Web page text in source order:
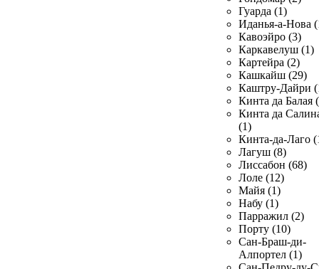
Гуарда (1)
Иданья-а-Нова
Кавоэйро (3)
Каркавелуш (1)
Картейра (2)
Кашкайш (29)
Каштру-Дайри
Кинта да Балая
Кинта да
(1)
Кинта-да-Лаго
Лагуш (8)
Лиссабон (68)
Лоле (12)
Майя (1)
Набу (1)
Парражил (2)
Порту (10)
Сан-Браш-ди-
Алпортел (1)